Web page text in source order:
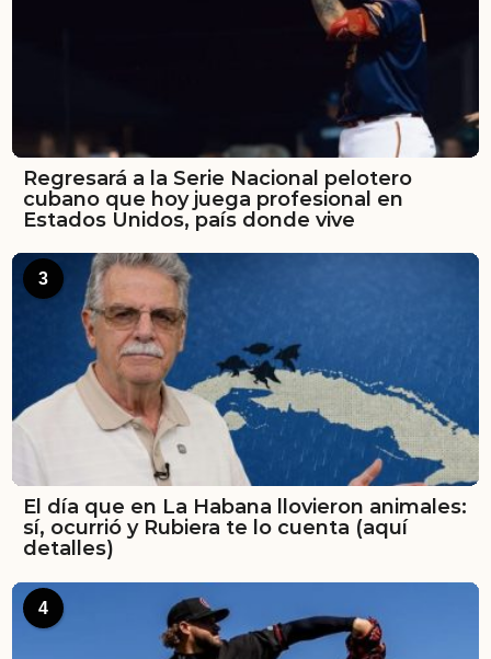
Regresará a la Serie Nacional pelotero
cubano que hoy juega profesional en
Estados Unidos, país donde vive
3
El día que en La Habana llovieron animales:
sí, ocurrió y Rubiera te lo cuenta (aquí
detalles)
4